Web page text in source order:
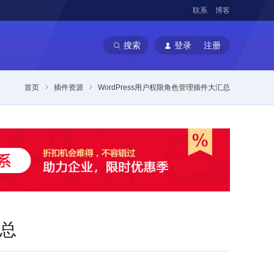
联系 博客
搜索 登录 注册
首页 插件资源 WordPress用户权限角色管理插件大汇总